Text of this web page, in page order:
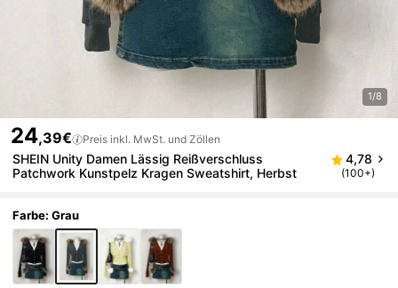
1/8
24,39€ Preis inkl. MwSt. und Zöllen
SHEIN Unity Damen Lässig Reißverschluss
Patchwork Kunstpelz Kragen Sweatshirt, Herbst
4,78
(100+)
Farbe: Grau